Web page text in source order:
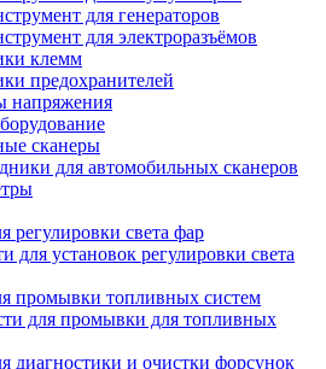
для генераторов
для электроразъёмов
клемм
предохранителей
напряжения
сканеры
для автомобильных сканеров
регулировки света фар
для установок регулировки света
промывки топливных систем
для промывки для топливных
диагностики и очистки форсунок